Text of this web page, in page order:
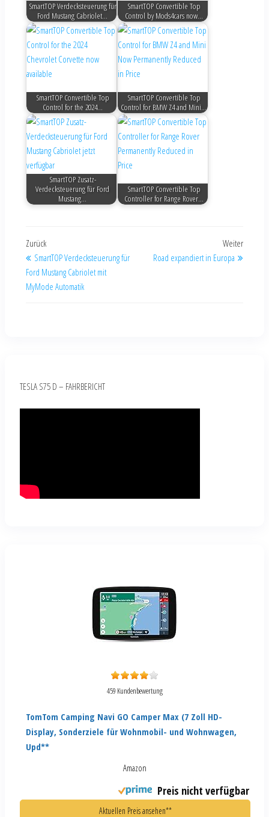
SmartTOP Verdecksteuerung für
Ford Mustang Cabriolet…
SmartTOP Convertible Top
Control by Mods4cars now…
SmartTOP Convertible Top
Control for the 2024…
SmartTOP Convertible Top
Control for BMW Z4 and Mini…
SmartTOP Zusatz-
Verdecksteuerung für Ford
Mustang…
SmartTOP Convertible Top
Controller for Range Rover…
Zurück
SmartTOP Verdecksteuerung für
Ford Mustang Cabriolet mit
MyMode Automatik
Weiter
Road expandiert in Europa
TESLA S75 D – FAHRBERICHT
459 Kundenbewertung
TomTom Camping Navi GO Camper Max (7 Zoll HD-
Display, Sonderziele für Wohnmobil- und Wohnwagen,
Upd**
Amazon
Preis nicht verfügbar
Aktuellen Preis ansehen**